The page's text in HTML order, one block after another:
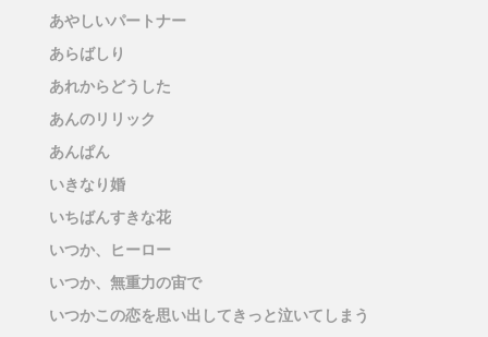
あやしいパートナー
あらばしり
あれからどうした
あんのリリック
あんぱん
いきなり婚
いちばんすきな花
いつか、ヒーロー
いつか、無重力の宙で
いつかこの恋を思い出してきっと泣いてしまう